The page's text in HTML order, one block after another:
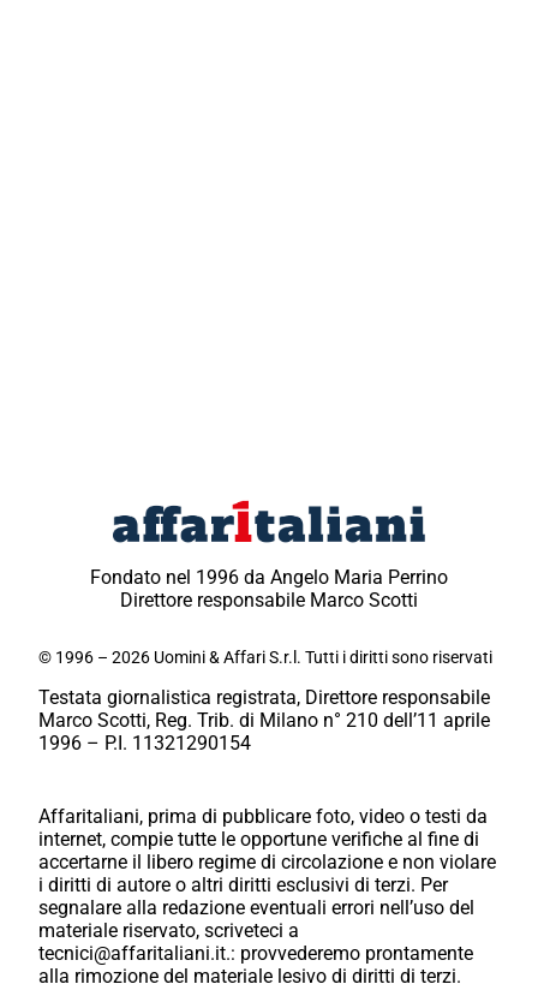
Fondato nel 1996 da Angelo Maria Perrino
Direttore responsabile Marco Scotti
© 1996 – 2026 Uomini & Affari S.r.l. Tutti i diritti sono riservati
Testata giornalistica registrata, Direttore responsabile
Marco Scotti, Reg. Trib. di Milano n° 210 dell’11 aprile
1996 – P.I. 11321290154
Affaritaliani, prima di pubblicare foto, video o testi da
internet, compie tutte le opportune verifiche al fine di
accertarne il libero regime di circolazione e non violare
i diritti di autore o altri diritti esclusivi di terzi. Per
segnalare alla redazione eventuali errori nell’uso del
materiale riservato, scriveteci a
tecnici@affaritaliani.it.: provvederemo prontamente
alla rimozione del materiale lesivo di diritti di terzi.